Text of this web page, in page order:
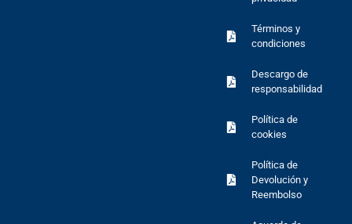
Términos y
condiciones
Descargo de
responsabilidad
Política de
cookies
Política de
Devolución y
Reembolso